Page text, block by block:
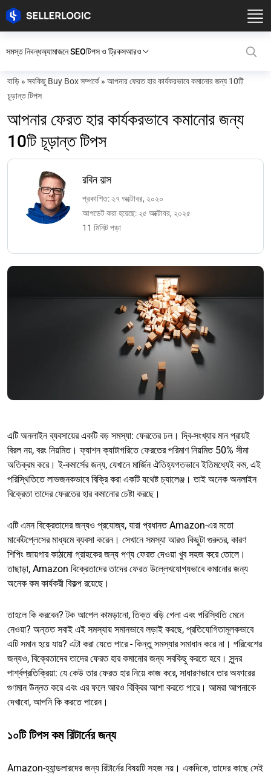
সমস্ত নিবন্ধঅ্যামাজনে SEOটিপস ও ট্রিকসআরও
বাড়ি » সবকিছু Buy Box সম্পর্কে» আপনার ফেরত হার কার্যকরভাবে কমানোর জন্য 10টি
চূড়ান্ত টিপস
আপনার ফেরত হার কার্যকরভাবে কমানোর জন্য
10টি চূড়ান্ত টিপস
রবিন বাল্স
প্রকাশিত: ২৭ অক্টোবর, ২০২০
আপডেট করা হয়েছে: ২৫ অক্টোবর, ২০২৫
11 মিনিট পড়া
এটি অনলাইন ব্যবসায়ের একটি বড় সমস্যা: ফেরতের ঢল। দ্বি-সংখ্যার মান প্রায়ই
বিরল নয়, বরং নিয়মিত। ফ্যাশন ক্যাটাগরিতে ফেরতের পরিমাণ নিয়মিত 50% সীমা
অতিক্রম করে। ই-কমার্সের জন্য, যেখানে মার্জিন ঐতিহ্যগতভাবে ইতিমধ্যেই কম, এই
পরিস্থিতিতে লাভজনকভাবে বিক্রি করা একটি যথেষ্ট চ্যালেঞ্জ। তাই অনেক অনলাইন
বিক্রেতা তাদের ফেরতের হার কমানোর চেষ্টা করছে।
এটি এমন বিক্রেতাদের জন্যও প্রযোজ্য, যারা প্রধানত Amazon-এর মতো
মার্কেটপ্লেসের মাধ্যমে ব্যবসা করেন। সেখানে সমস্যা আরও কিছুটা গুরুতর, কারণ
শিপিং জায়গার কাঠামো গ্রাহকের জন্য পণ্য ফেরত দেওয়া খুব সহজ করে তোলে।
তাছাড়া, Amazon বিক্রেতাদের তাদের ফেরত উল্লেখযোগ্যভাবে কমানোর জন্য
অনেক কম কার্যকরী বিকল্প রয়েছে।
তাহলে কি করবেন? টক আপেল কামড়ানো, তিক্ত বড়ি গেলা এবং পরিস্থিতি মেনে
নেওয়া? অন্তত সবাই এই সমস্যায় সমানভাবে লড়াই করছে, প্রতিযোগিতামূলকভাবে
এটি সমান হয়ে যায়? এটা করা যেতে পারে - কিন্তু সমস্যার সমাধান করে না। পরিবেশের
জন্যও, বিক্রেতাদের তাদের ফেরত হার কমানোর জন্য সবকিছু করতে হবে। সুন্দর
পার্শ্বপ্রতিক্রিয়া: যে কেউ তার ফেরত হার নিয়ে কাজ করে, সাধারণভাবে তার অফারের
গুণমান উন্নত করে এবং এর ফলে আরও বিক্রির আশা করতে পারে। আমরা আপনাকে
দেখাবো, আপনি কি করতে পারেন।
১০টি টিপস কম রিটার্নের জন্য
Amazon-হ্যান্ডলারদের জন্য রিটার্নের বিষয়টি সহজ নয়। একদিকে, তাদের কাছে সেই